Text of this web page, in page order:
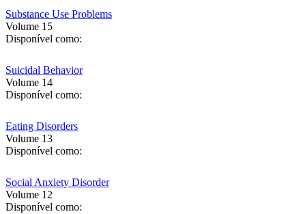
Substance Use Problems
Volume 15
Disponível como:
Suicidal Behavior
Volume 14
Disponível como:
Eating Disorders
Volume 13
Disponível como:
Social Anxiety Disorder
Volume 12
Disponível como: